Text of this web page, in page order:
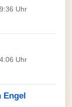
Uhr
Uhr
Engel